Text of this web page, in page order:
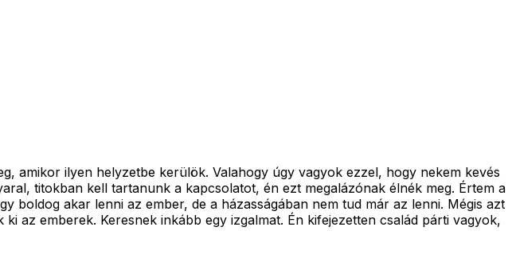
amikor ilyen helyzetbe kerülök. Valahogy úgy vagyok ezzel, hogy nekem kevés
titokban kell tartanunk a kapcsolatot, én ezt megalázónak élnék meg. Értem a
boldog akar lenni az ember, de a házasságában nem tud már az lenni. Mégis azt
az emberek. Keresnek inkább egy izgalmat. Én kifejezetten család párti vagyok,